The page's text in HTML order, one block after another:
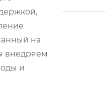
на
внедряем
и